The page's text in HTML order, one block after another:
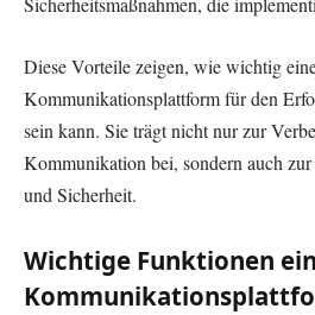
Diese Vorteile zeigen, wie wichtig
Kommunikationsplattform für den
sein kann. Sie trägt nicht nur zur
Kommunikation bei, sondern auch
und Sicherheit.
Wichtige Funktionen